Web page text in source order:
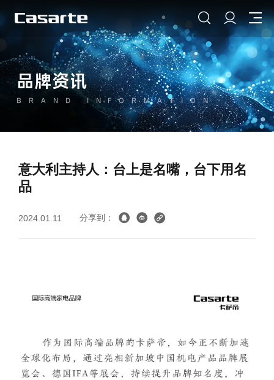
品牌资讯
BRAND INFORMATION
意大利主持人：台上是名嘴，台下用名
品
2024.01.11 分享到：